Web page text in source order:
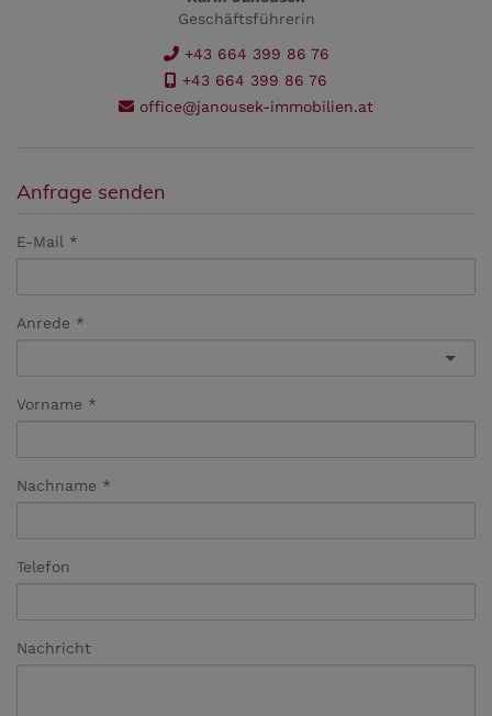
Geschäftsführerin
+43 664 399 86 76
+43 664 399 86 76
office@janousek-immobilien.at
Anfrage senden
E-Mail
Anrede
Vorname
Nachname
Telefon
Nachricht